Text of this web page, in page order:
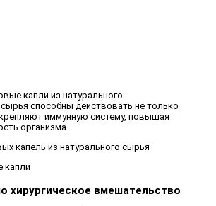
капли из натурального
способны действовать не только
иммунную систему, повышая
организма.
капель из натурального сырья
хирургическое вмешательство